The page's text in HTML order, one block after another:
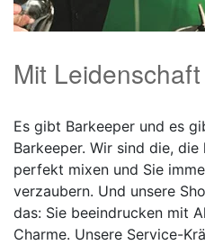
Mit Leidenschaft
Es gibt Barkeeper und es
Barkeeper. Wir sind die,
perfekt mixen und Sie
verzaubern. Und unsere
das: Sie beeindrucken mit
Charme. Unsere Service-